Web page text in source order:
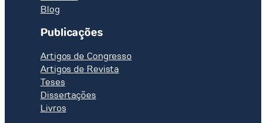
Blog
Publicações
Artigos de Congresso
Artigos de Revista
Teses
Dissertações
Livros